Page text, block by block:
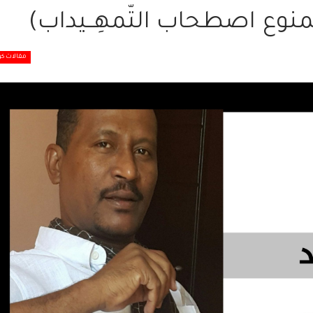
اصطحاب التّمهِــيداب)
مقالات